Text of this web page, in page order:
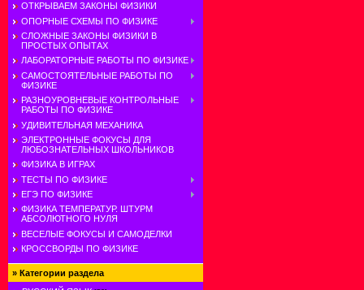
ОТКРЫВАЕМ ЗАКОНЫ ФИЗИКИ
ОПОРНЫЕ СХЕМЫ ПО ФИЗИКЕ
СЛОЖНЫЕ ЗАКОНЫ ФИЗИКИ В
ПРОСТЫХ ОПЫТАХ
ЛАБОРАТОРНЫЕ РАБОТЫ ПО ФИЗИКЕ
САМОСТОЯТЕЛЬНЫЕ РАБОТЫ ПО
ФИЗИКЕ
РАЗНОУРОВНЕВЫЕ КОНТРОЛЬНЫЕ
РАБОТЫ ПО ФИЗИКЕ
УДИВИТЕЛЬНАЯ МЕХАНИКА
ЭЛЕКТРОННЫЕ ФОКУСЫ ДЛЯ
ЛЮБОЗНАТЕЛЬНЫХ ШКОЛЬНИКОВ
ФИЗИКА В ИГРАХ
ТЕСТЫ ПО ФИЗИКЕ
ЕГЭ ПО ФИЗИКЕ
ФИЗИКА ТЕМПЕРАТУР. ШТУРМ
АБСОЛЮТНОГО НУЛЯ
ВЕСЕЛЫЕ ФОКУСЫ И САМОДЕЛКИ
КРОССВОРДЫ ПО ФИЗИКЕ
» Категории раздела